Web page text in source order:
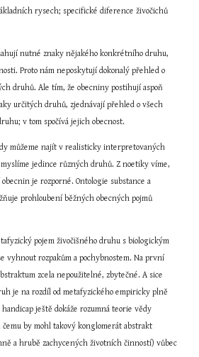
rysech; specifické diference živočichů
nutné znaky nějakého konkrétního druhu,
Proto nám neposkytují dokonalý přehled o
druhů. Ale tím, že obecniny postihují aspoň
určitých druhů, zjednávají přehled o všech
v tom spočívá jejich obecnost.
můžeme najít v realisticky interpretovaných
jedince různých druhů. Z noetiky víme,
je rozporné. Ontologie substance a
prohloubení běžných obecných pojmů
pojem živočišného druhu s biologickým
vyhnout rozpakům a pochybnostem. Na první
zcela nepoužitelné, zbytečné. A sice
je na rozdíl od metafyzického empiricky plně
ještě dokáže rozumná teorie vědy
by mohl takový konglomerát abstrakt
a hrubě zachycených životních činností) vůbec